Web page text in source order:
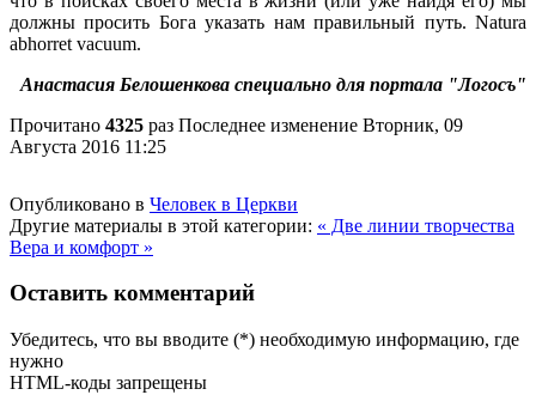
должны просить Бога указать нам правильный путь. Natura
abhorret vacuum.
Анастасия Белошенкова специально для портала "Логосъ"
Прочитано 4325 раз Последнее изменение Вторник, 09
Августа 2016 11:25
Опубликовано в Человек в Церкви
Другие материалы в этой категории: « Две линии творчества
Вера и комфорт »
Оставить комментарий
Убедитесь, что вы вводите (*) необходимую информацию, где
нужно
HTML-коды запрещены